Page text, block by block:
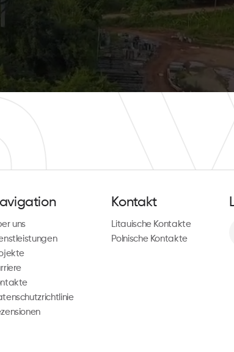
uns
Kontakt
Litauische Kontakte
Polnische Kontakte